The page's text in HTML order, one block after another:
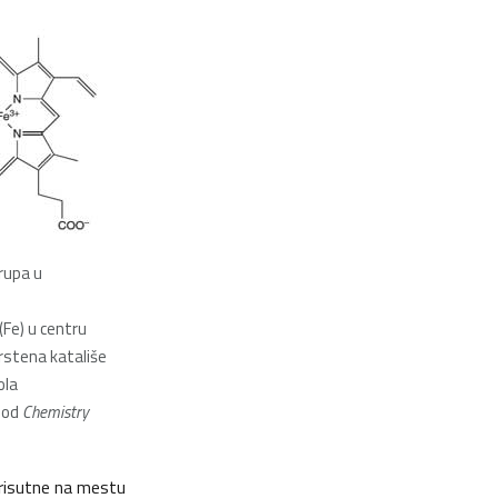
u
u centru
katališe
Chemistry
na mestu